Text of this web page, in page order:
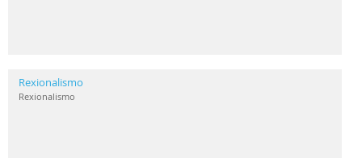
Rexionalismo
Rexionalismo